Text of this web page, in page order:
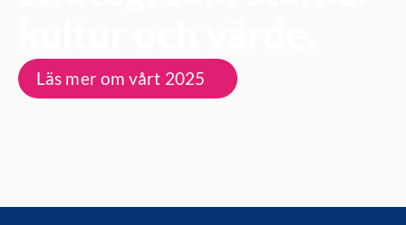
Läs mer om vårt 2025